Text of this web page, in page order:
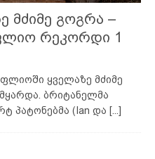
მძიმე გოგრა –
რეკორდი 1
ყველაზე მძიმე
ბრიტანელმა
პატონებმა (Ian და [...]